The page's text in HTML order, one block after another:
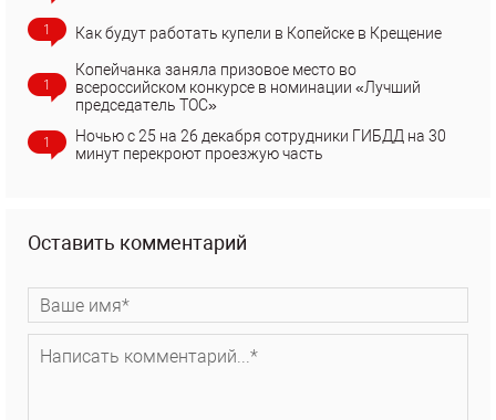
1 Как будут работать купели в Копейске в Крещение
1
Копейчанка заняла призовое место во
всероссийском конкурсе в номинации «Лучший
председатель ТОС»
1
Ночью с 25 на 26 декабря сотрудники ГИБДД на 30
минут перекроют проезжую часть
Оставить комментарий